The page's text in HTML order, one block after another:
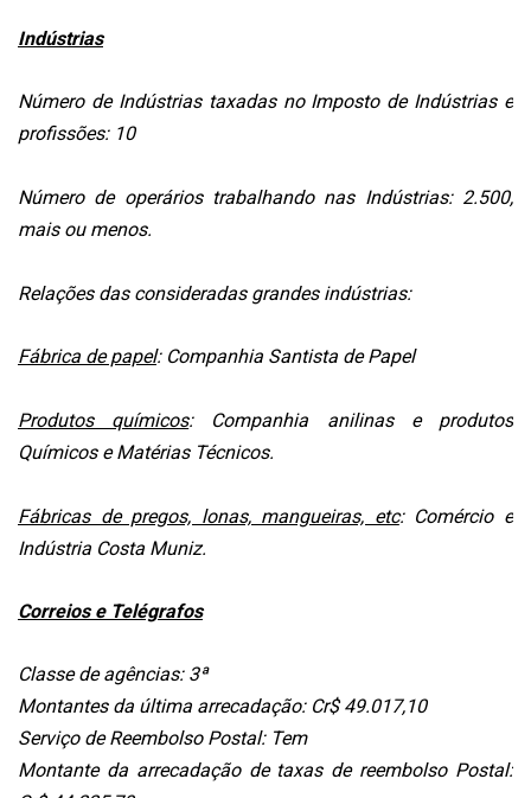
EVENTOS
MIGALHAS
CORRESPONDENTES
CATÁLOGO
ESCRITÓRIOS
PRECATÓRIOS
MIGALHEIRO
DO
MIGALHEIRO
SE
FALE
APOIADORES
FOMENTADORES
Indústrias
Número de Indústrias taxadas no Imposto de Indústrias e
profissões: 10
Número de operários trabalhando nas Indústrias: 2.500,
mais ou menos.
Relações das consideradas grandes indústrias:
Fábrica de papel: Companhia Santista de Papel
Produtos químicos: Companhia anilinas e produtos
Químicos e Matérias Técnicos.
Fábricas de pregos, lonas, mangueiras, etc: Comércio e
Indústria Costa Muniz.
Correios e Telégrafos
Classe de agências: 3ª
Montantes da última arrecadação: Cr$ 49.017,10
Serviço de Reembolso Postal: Tem
Montante da arrecadação de taxas de reembolso Postal: